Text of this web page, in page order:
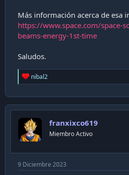
Más información acerca de esa
https://www.space.com/space-
beams-energy-1st-time
Saludos.
R
e
c
t
o
n
s
nibal2
franxixco619
Miembro Activo
9 Diciembre 2023